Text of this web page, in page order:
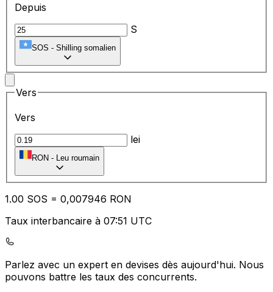
Depuis
S
SOS - Shilling somalien
Vers
Vers
lei
RON - Leu roumain
1.00 SOS = 0,007946 RON
Taux interbancaire à 07:51 UTC
Parlez avec un expert en devises dès aujourd'hui. Nous
pouvons battre les taux des concurrents.